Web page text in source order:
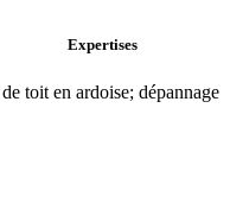
Expertises
toit en ardoise; dépannage